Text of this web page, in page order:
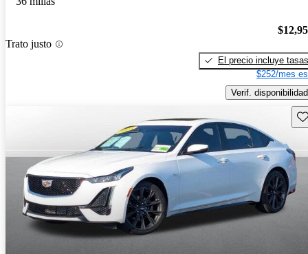
Trato justo
El precio incluye tasas
$252/mes
Verif. disponibilidad